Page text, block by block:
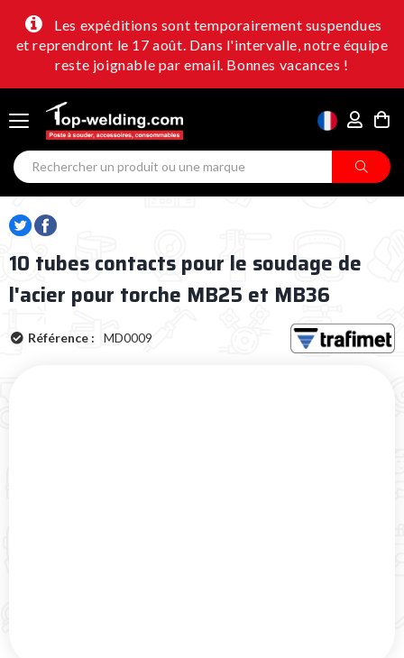
Les expéditions sont temporairement suspendues
et reprendront le 17 août. Dans l'intervalle, notre équipe
reste joignable par email. Bonnes vacances !
10 tubes contacts pour le soudage de
l'acier pour torche MB25 et MB36
Référence : MD0009